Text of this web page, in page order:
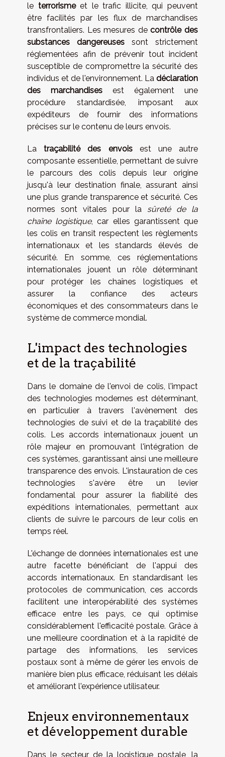
le terrorismeet le trafic illicite, qui peuvent
être facilités par les flux de marchandises
transfrontaliers. Les mesures decontrôle des
substances dangereuses sont strictement
réglementées afin de prévenir tout incident
susceptible de compromettre la sécurité des
individus et de l'environnement. La déclaration
des marchandises est également une
procédure standardisée, imposant aux
expéditeurs de fournir des informations
précises sur le contenu de leurs envois.
Latraçabilité des envoisest une autre
composante essentielle, permettant de suivre
le parcours des colis depuis leur origine
jusqu'à leur destination finale, assurant ainsi
une plus grande transparence et sécurité. Ces
normes sont vitales pour la sûreté de la
chaîne logistique, car elles garantissent que
les colis en transit respectent les règlements
internationaux et les standards élevés de
sécurité. En somme, ces réglementations
internationales jouent un rôle déterminant
pour protéger les chaînes logistiques et
assurer la confiance des acteurs
économiques et des consommateurs dans le
système de commerce mondial.
L'impact des technologies
et de la traçabilité
Dans le domaine de l'envoi de colis, l'impact
des technologies modernes est déterminant,
en particulier à travers l'avènement des
technologies de suivi et de la traçabilité des
colis. Les accords internationaux jouent un
rôle majeur en promouvant l'intégration de
ces systèmes, garantissant ainsi une meilleure
transparence des envois. L'instauration de ces
technologies s'avère être un levier
fondamental pour assurer la fiabilité des
expéditions internationales, permettant aux
clients de suivre le parcours de leur colis en
temps réel.
L'échange de données internationales est une
autre facette bénéficiant de l'appui des
accords internationaux. En standardisant les
protocoles de communication, ces accords
facilitent une interopérabilité des systèmes
efficace entre les pays, ce qui optimise
considérablement l'efficacité postale. Grâce à
une meilleure coordination et à la rapidité de
partage des informations, les services
postaux sont à même de gérer les envois de
manière bien plus efficace, réduisant les délais
et améliorant l'expérience utilisateur.
Enjeux environnementaux
et développement durable
Dans le secteur de la logistique postale, la